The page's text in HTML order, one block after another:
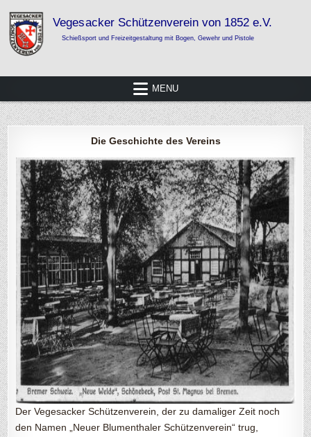
content
Vegesacker Schützenverein von 1852
e.V.
MENU
Die Geschichte des Vereins
Der Vegesacker Schützenverein, der zu damaliger Zeit noch
den Namen „Neuer Blumenthaler Schützenverein“ trug,